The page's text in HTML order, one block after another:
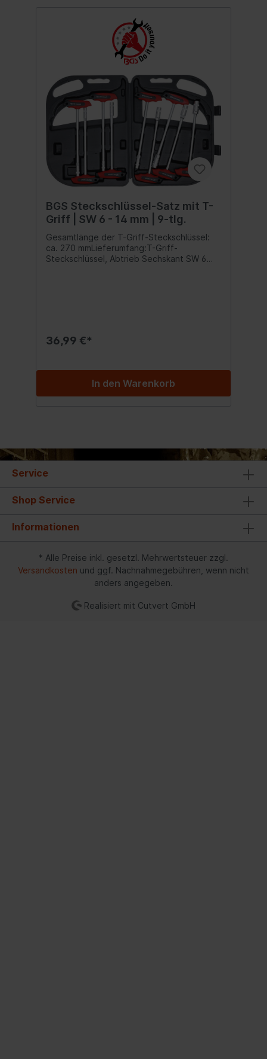
BGS Steckschlüssel-Satz mit T-
Griff | SW 6 - 14 mm | 9-tlg.
Gesamtlänge der T-Griff-Steckschlüssel:
ca. 270 mmLieferumfang:T-Griff-
Steckschlüssel, Abtrieb Sechskant SW 6
mm T-Griff-Steckschlüssel, Abtrieb
Sechskant SW 14 mm
36,99 €*
In den Warenkorb
Service
Shop Service
Informationen
* Alle Preise inkl. gesetzl. Mehrwertsteuer zzgl.
Versandkosten und ggf. Nachnahmegebühren, wenn nicht
anders angegeben.
Realisiert mit Cutvert GmbH